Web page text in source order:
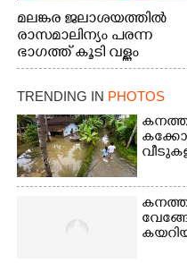
മലങ്കര ജലാശയത്തിൽ
രാസമാലിന്യം പരന്ന
ഭാഗത്ത് കൂടി വള്ളം
തുഴഞ്ഞു പോകുന്ന
പ്രദേശവാസികൾ
TRENDING IN PHOTOS
കനത്ത
കനത്ത